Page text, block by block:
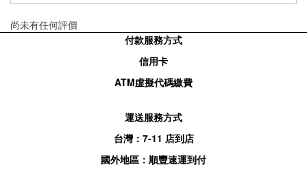
尚未有任何評價
付款服務方式
信用卡
ATM虛擬代碼繳費
運送服務方式
台灣： 7-11 店到店
國外地區：順豐速運到付